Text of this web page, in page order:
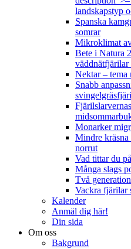
landskapstyp
Spanska
somrar
Mikroklimat
Bete i Natura
väddnätfjärilar
Nektar – tema
Snabb
Monarker
Mindre
norrut
Vad tittar du
Många slags
Två
Vackra fjärilar
Kalender
Anmäl dig här!
Din sida
Om oss
Bakgrund